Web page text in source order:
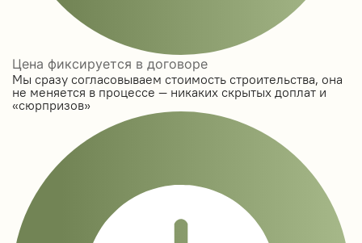
Цена фиксируется в договоре
Мы сразу согласовываем стоимость строительства, она
не меняется в процессе — никаких скрытых доплат и
«сюрпризов»